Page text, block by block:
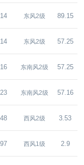
14 东风2级 89.15
14 东风2级 57.25
16 东南风2级 57.25
23 东南风2级 57.16
48 西风2级 3.53
97 西风1级 2.9